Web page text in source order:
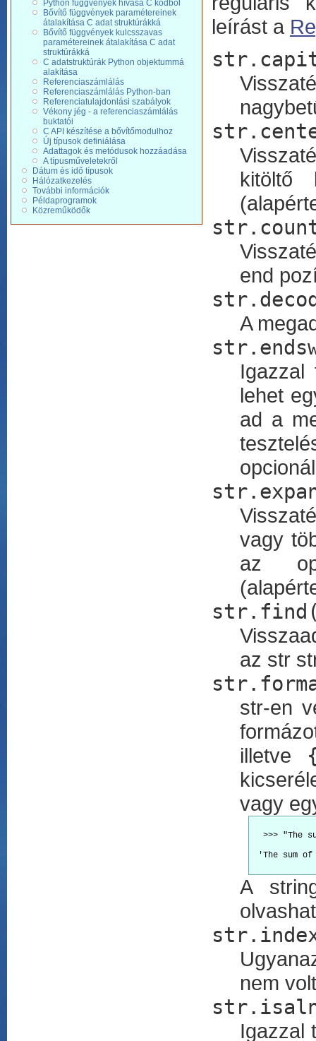
Python függvények hívása C kódból
Bővítő függvények paramétereinek
átalakítása C adat struktúrákká
Bővítő függvények kulcsszavas
paramétereinek átalakítása C adat
struktúrákká
C adatstruktúrák Python objektummá
alakítása
Referenciaszámlálás
Referenciaszámlálás Python-ban
Referenciatulajdonlási szabályok
Vékony jég - a referenciaszámlálás
buktatói
C API készítése a bővítőmodulhoz
Új típusok definiálása
Adattagok és metódusok hozzáadása
A típusműveletekről
Dátum és idő típusok
Hálózatkezelés
További információk
Példaprogramok
Közreműködők
leírást a
kitöltő
end
A
lehet
ad a
vagy
az
az str
str-en
illetve
vagy
>>> "The
'The sum
A
nem
Igazzal